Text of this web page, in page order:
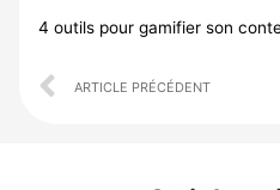
4 outils pour gamifier son
Prev
ARTICLE PRÉCÉDENT